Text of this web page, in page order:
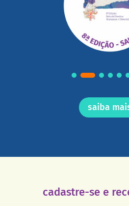
saiba
cadastre-se e